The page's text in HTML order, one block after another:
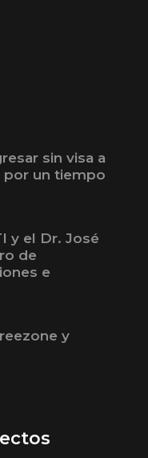
sin visa a
por un tiempo
y el Dr. José
de
e
y